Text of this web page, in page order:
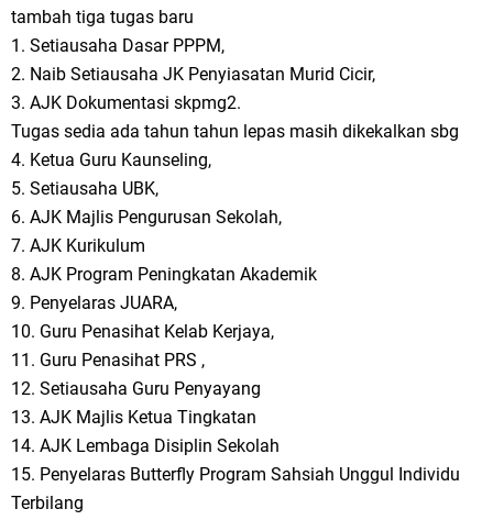
tambah tiga tugas baru
1. Setiausaha Dasar PPPM,
2. Naib Setiausaha JK Penyiasatan Murid Cicir,
3. AJK Dokumentasi skpmg2.
Tugas sedia ada tahun tahun lepas masih dikekalkan sbg
4. Ketua Guru Kaunseling,
5. Setiausaha UBK,
6. AJK Majlis Pengurusan Sekolah,
7. AJK Kurikulum
8. AJK Program Peningkatan Akademik
9. Penyelaras JUARA,
10. Guru Penasihat Kelab Kerjaya,
11. Guru Penasihat PRS ,
12. Setiausaha Guru Penyayang
13. AJK Majlis Ketua Tingkatan
14. AJK Lembaga Disiplin Sekolah
15. Penyelaras Butterfly Program Sahsiah Unggul Individu
Terbilang